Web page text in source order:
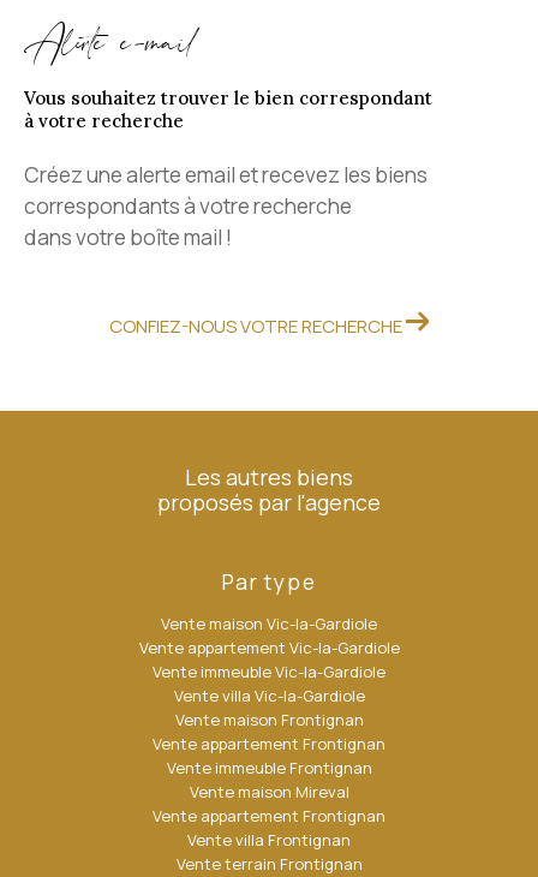
Alerte e-mail
Vous souhaitez trouver le bien correspondant
à votre recherche
Créez une alerte email et recevez les biens
correspondants à votre recherche
dans votre boîte mail !
CONFIEZ-NOUS VOTRE RECHERCHE
Les autres biens
proposés par l'agence
Par type
Vente maison Vic-la-Gardiole
Vente appartement Vic-la-Gardiole
Vente immeuble Vic-la-Gardiole
Vente villa Vic-la-Gardiole
Vente maison Frontignan
Vente appartement Frontignan
Vente immeuble Frontignan
Vente maison Mireval
Vente appartement Frontignan
Vente villa Frontignan
Vente terrain Frontignan